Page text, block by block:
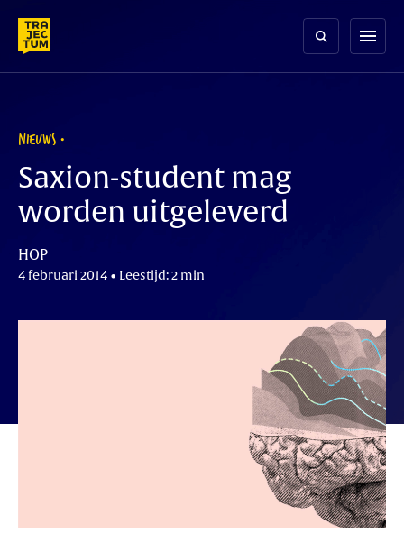
content
menu
NIEUWS
Saxion-student mag
worden uitgeleverd
HOP
4 februari 2014 • Leestijd: 2 min